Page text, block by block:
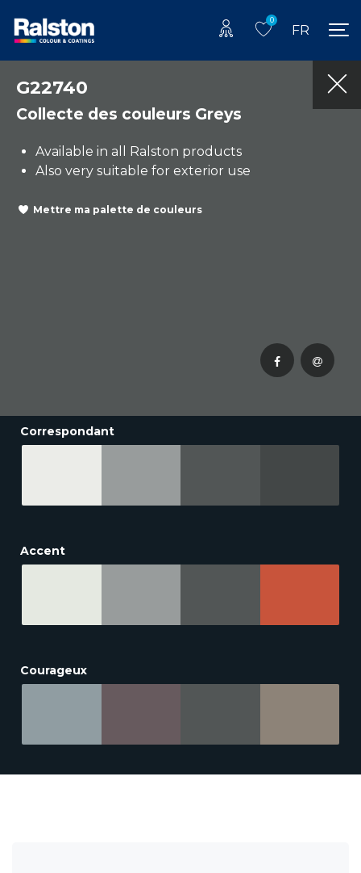
0
FR
G22740
Collecte des couleurs Greys
Available in all Ralston products
Also very suitable for exterior use
Mettre ma palette de couleurs
Correspondant
Accent
Courageux